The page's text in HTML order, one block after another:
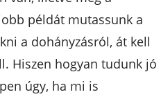
példát mutassunk a
a dohányzásról, át kell
Hiszen hogyan tudunk jó
úgy, ha mi is